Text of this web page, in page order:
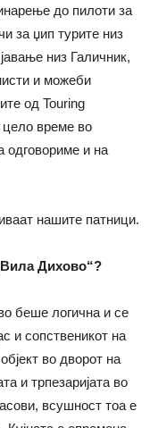
до пилоти за
за џип турите низ
низ Галичник,
и можеби
од Touring
време во
одговориме и на
нашите патници.
Дихово“?
беше логична и се
и сопственикот на
во дворот на
и трпезаријата во
всушност тоа е